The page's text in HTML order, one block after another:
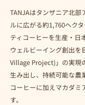
TANJAはタンザニア北部
ルに広がる約1,760ヘク
ティコーヒーを生産・日
ウェルビーイング創出
Village Project)」の実現
生み出し、持続可能な農
コーヒーに加えマカダミ
す。